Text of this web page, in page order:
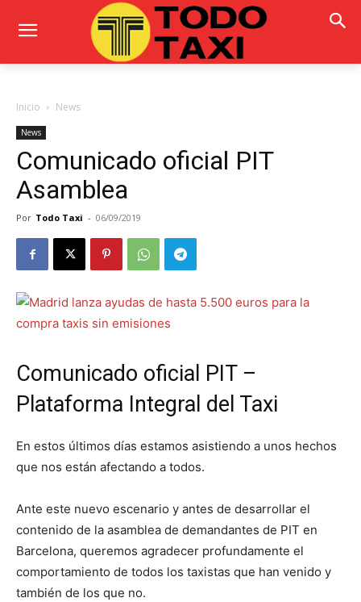
Inicio News
News
Comunicado oficial PIT
Asamblea
Por Todo Taxi - 06/09/2019
Comunicado oficial PIT –
Plataforma Integral del Taxi
En estos últimos días estamos asistiendo a unos hechos
que nos están afectando a todos.
Ante este nuevo escenario y antes de desarrollar el
contenido de la asamblea de demandantes de PIT en
Barcelona, queremos agradecer profundamente el
comportamiento de todos los taxistas que han venido y
también de los que no.